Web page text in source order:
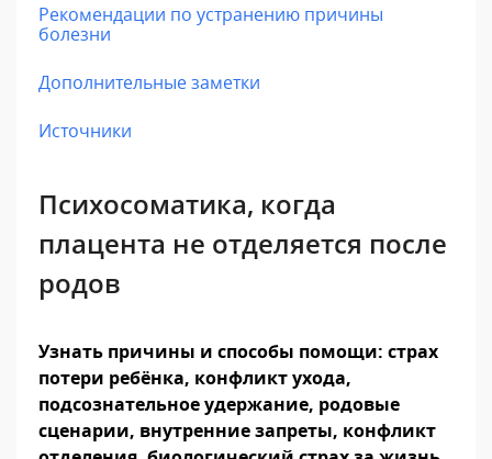
Рекомендации по устранению причины
болезни
Дополнительные заметки
Источники
Психосоматика, когда
плацента не отделяется после
родов
Узнать причины и способы помощи: страх
потери ребёнка, конфликт ухода,
подсознательное удержание, родовые
сценарии, внутренние запреты, конфликт